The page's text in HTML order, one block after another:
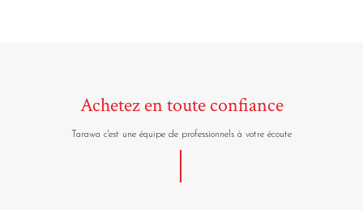
Achetez en toute confiance
Tarawa c'est une équipe de professionnels à votre écoute